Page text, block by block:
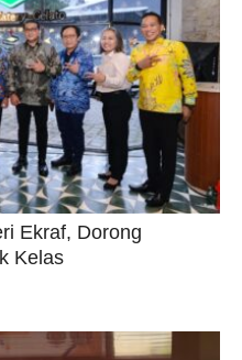
Ekraf, Dorong
Kelas